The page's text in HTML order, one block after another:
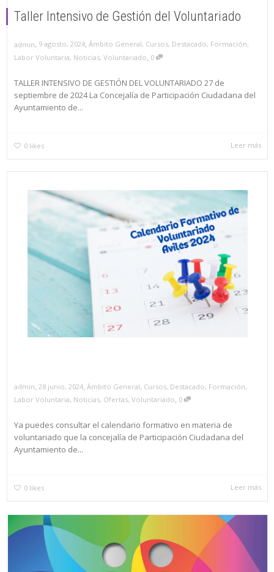
Taller Intensivo de Gestión del Voluntariado
admin, 9 agosto, 2024, Ámbito General, Cursos, Destacado, Formación,
Labor Voluntaria, Noticias, Voluntariado 0
TALLER INTENSIVO DE GESTIÓN DEL VOLUNTARIADO 27 de
septiembre de 2024 La Concejalía de Participación Ciudadana del
Ayuntamiento de...
0 likes Leer más
admin, 28 junio, 2024, Ámbito General, Cursos, Destacado, Formación,
Labor Voluntaria, Noticias, Ofertas, Voluntariado, 0
Ya puedes consultar el calendario formativo en materia de
voluntariado que la concejalía de Participación Ciudadana del
Ayuntamiento de...
0 likes Leer más